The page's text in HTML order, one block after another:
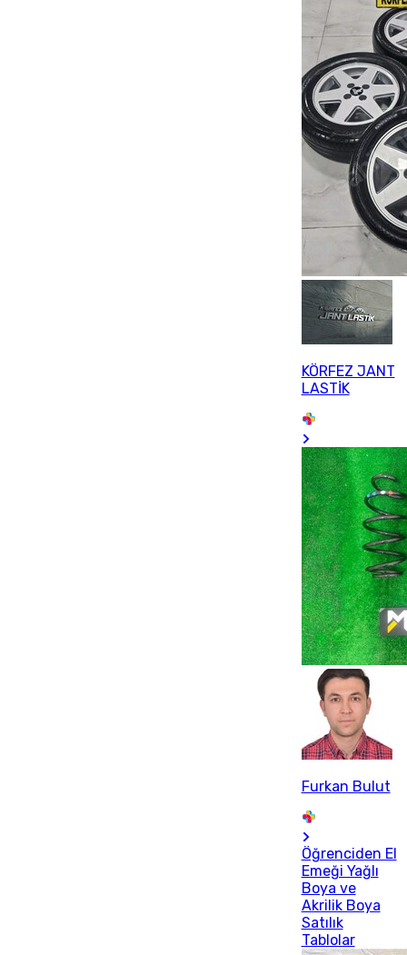
KÖRFEZ JANT
LASTİK
Furkan Bulut
Öğrenciden El
Emeği Yağlı
Boya ve
Akrilik Boya
Satılık
Tablolar